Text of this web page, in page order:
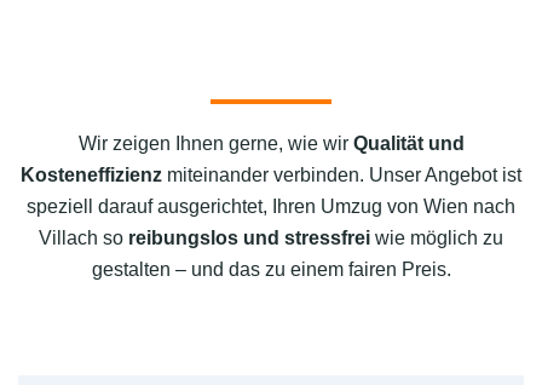
Wir zeigen Ihnen gerne, wie wir Qualität und
Kosteneffizienz miteinander verbinden. Unser Angebot ist
speziell darauf ausgerichtet, Ihren Umzug von Wien nach
Villach so reibungslos und stressfrei wie möglich zu
gestalten – und das zu einem fairen Preis.